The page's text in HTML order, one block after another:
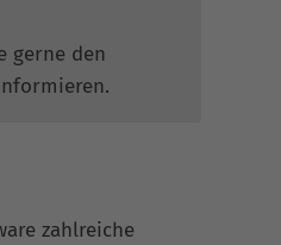
gerne den
zahlreiche